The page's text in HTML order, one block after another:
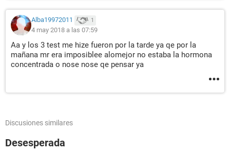
Alba19972011 1
4 may 2018 a las 07:59
Aa y los 3 test me hize fueron por la tarde ya qe por la
mañana mr era imposiblee alomejor no estaba la hormona
concentrada o nose nose qe pensar ya
Discusiones similares
Desesperada